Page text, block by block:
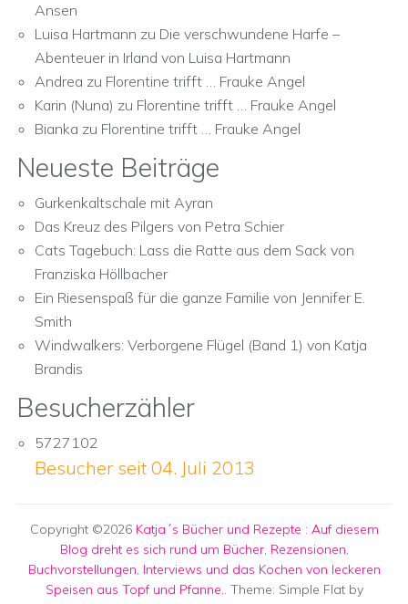
Ansen
Luisa Hartmann zu Die verschwundene Harfe –
Abenteuer in Irland von Luisa Hartmann
Andrea zu Florentine trifft … Frauke Angel
Karin (Nuna) zu Florentine trifft … Frauke Angel
Bianka zu Florentine trifft … Frauke Angel
Neueste Beiträge
Gurkenkaltschale mit Ayran
Das Kreuz des Pilgers von Petra Schier
Cats Tagebuch: Lass die Ratte aus dem Sack von
Franziska Höllbacher
Ein Riesenspaß für die ganze Familie von Jennifer E.
Smith
Windwalkers: Verborgene Flügel (Band 1) von Katja
Brandis
Besucherzähler
5727102
Besucher seit 04. Juli 2013
Copyright ©2026 Katja´s Bücher und Rezepte : Auf diesem
Blog dreht es sich rund um Bücher, Rezensionen,
Buchvorstellungen, Interviews und das Kochen von leckeren
Speisen aus Topf und Pfanne.. Theme: Simple Flat by